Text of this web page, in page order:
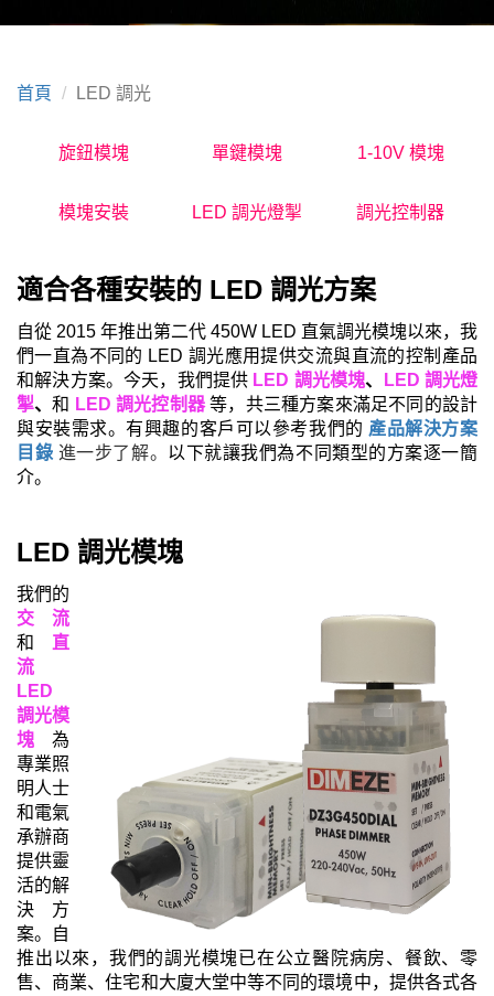
首頁 LED 調光
旋鈕模塊 單鍵模塊 1-10V 模塊
模塊安裝 LED 調光燈掣 調光控制器
適合各種安裝的 LED 調光方案
自從 2015 年推出第二代 450W LED 直氣調光模塊以來，我
們一直為不同的 LED 調光應用提供交流與直流的控制產品
和解決方案。今天，我們提供 LED 調光模塊、 LED 調光燈
掣、和 LED 調光控制器等，共三種方案來滿足不同的設計
與安裝需求。有興趣的客戶可以參考我們的 產品解決方案
目錄 進一步了解。 以下就讓我們為不同類型的方案逐一簡
介。
LED 調光模塊
我們的
交流
和 直
流
LED
調光模
塊
為
專業照
明人士
和電氣
承辦商
提供靈
活的解
決方
案。自
推出以來，我們的調光模塊已在公立醫院病房、餐飲、零
售、商業、住宅和大廈大堂中等不同的環境中， 提供各式各